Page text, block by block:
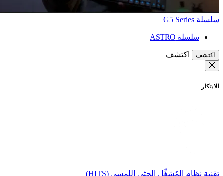
سلسلة G5 Series
سلسلة ASTRO
اكتشف اكتشف
الابتكار
تقنية نظام المُشغِّل الحثي اللمسي (HITS)